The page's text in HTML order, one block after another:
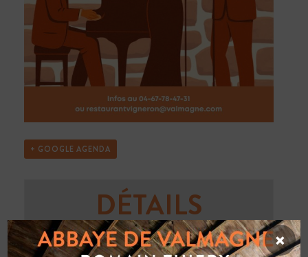
+ GOOGLE AGENDA
DÉTAILS
Date:
19 JUIN ×